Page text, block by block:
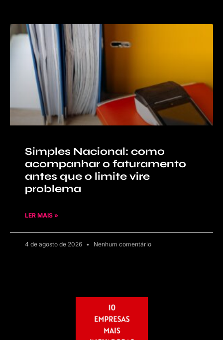
Simples Nacional: como
acompanhar o faturamento
antes que o limite vire
problema
LER MAIS »
4 de agosto de 2026 Nenhum comentário